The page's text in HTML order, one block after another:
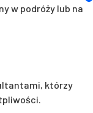
w podróży lub na
którzy